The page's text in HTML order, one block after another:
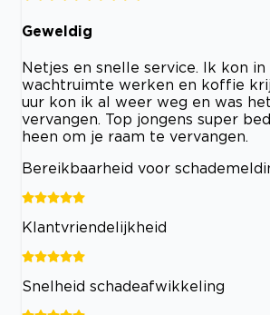
Geweldig
Netjes en snelle service. Ik kon in
wachtruimte werken en koffie
uur kon ik al weer weg en was
vervangen. Top jongens super
heen om je raam te vervangen.
Bereikbaarheid voor
Klantvriendelijkheid
Snelheid schadeafwikkeling